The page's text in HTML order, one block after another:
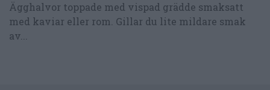
Ägghalvor toppade med vispad grädde smaksatt
med kaviar eller rom. Gillar du lite mildare smak
av...